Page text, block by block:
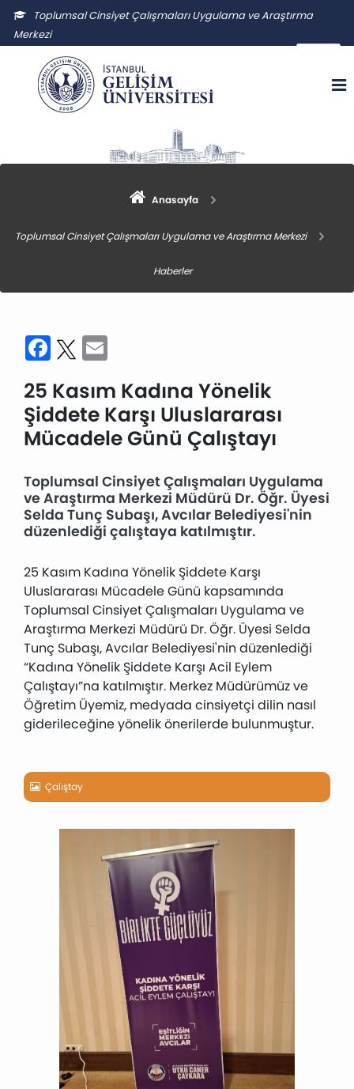
Toplumsal Cinsiyet Çalışmaları Uygulama ve Araştırma
Merkezi
tccuam@gelisim.edu.tr
Anasayfa
Toplumsal Cinsiyet Çalışmaları Uygulama ve Araştırma Merkezi
Haberler
Facebook
Twitter
25 Kasım Kadına Yönelik
Şiddete Karşı Uluslararası
Mücadele Günü Çalıştayı
Toplumsal Cinsiyet Çalışmaları Uygulama
ve Araştırma Merkezi Müdürü Dr. Öğr. Üyesi
Selda Tunç Subaşı, Avcılar Belediyesi'nin
düzenlediği çalıştaya katılmıştır.
25 Kasım Kadına Yönelik Şiddete Karşı
Uluslararası Mücadele Günü kapsamında
Toplumsal Cinsiyet Çalışmaları Uygulama ve
Araştırma Merkezi Müdürü Dr. Öğr. Üyesi Selda
Tunç Subaşı, Avcılar Belediyesi'nin düzenlediği
“Kadına Yönelik Şiddete Karşı Acil Eylem
Çalıştayı”na katılmıştır. Merkez Müdürümüz ve
Öğretim Üyemiz, medyada cinsiyetçi dilin nasıl
giderileceğine yönelik önerilerde bulunmuştur.
Çalıştay